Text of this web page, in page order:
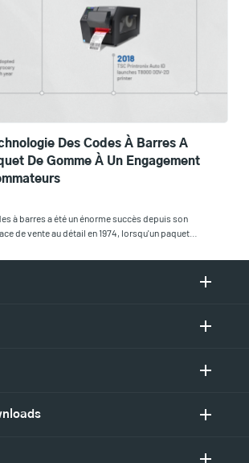
Des Codes À Barres A
De Gomme À Un Engagement
à barres a été un énorme succès depuis son
de vente au détail en 1974, lorsqu'un paquet…